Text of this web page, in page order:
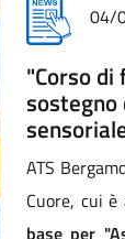
28/
Prima
Nella